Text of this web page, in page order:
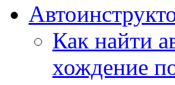
Как найти
хождение